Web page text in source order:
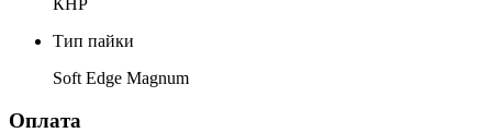
Тип пайки
Soft Edge Magnum
Оплата